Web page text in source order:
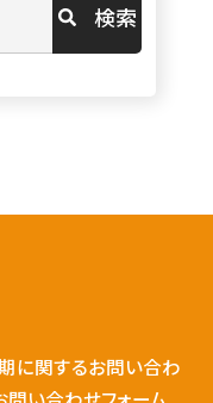
検索
に関するお問い合わ